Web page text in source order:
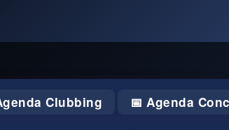
Clubbing 📅 Agenda